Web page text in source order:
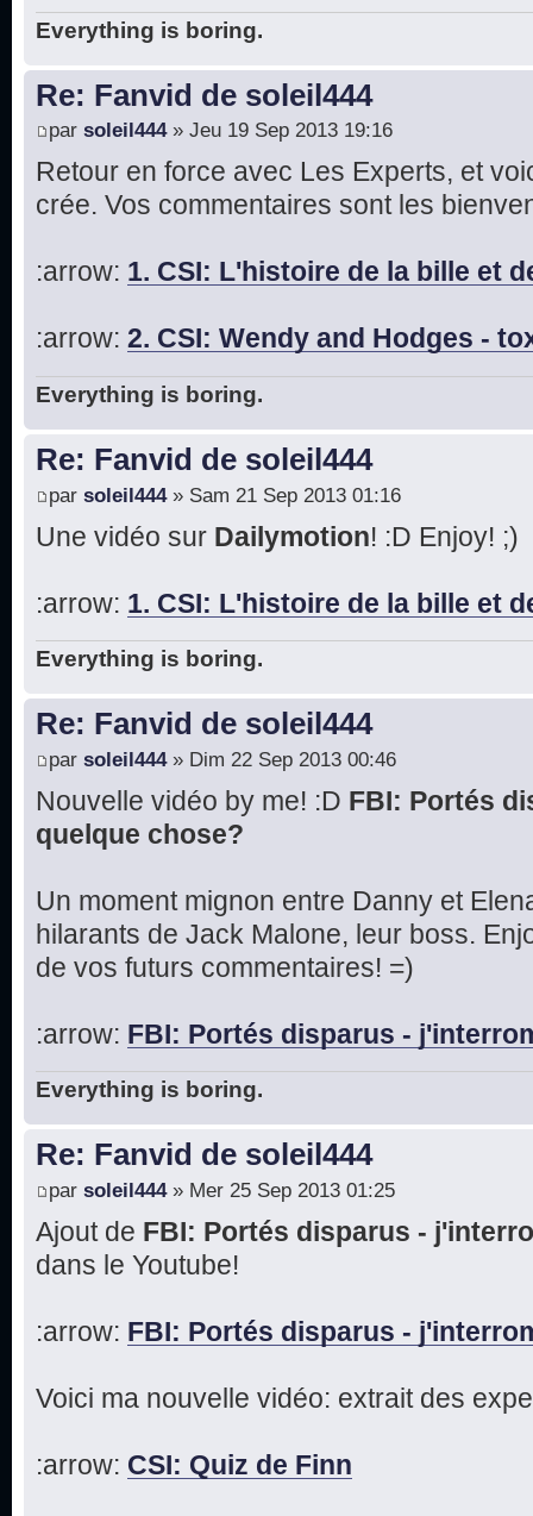
Everything is boring.
Re: Fanvid de soleil444
par soleil444» Jeu 19 Sep 2013 19:16
Retour en force avec Les Experts, et
crée. Vos commentaires sont les
:arrow: 1. CSI: L'histoire de la bille et
:arrow: 2. CSI: Wendy and Hodges -
Everything is boring.
Re: Fanvid de soleil444
par soleil444» Sam 21 Sep 2013 01:16
Une vidéo sur Dailymotion! :D Enjoy! ;)
:arrow: 1. CSI: L'histoire de la bille et
Everything is boring.
Re: Fanvid de soleil444
par soleil444» Dim 22 Sep 2013 00:46
Nouvelle vidéo by me! :D FBI: Portés
quelque chose?
Un moment mignon entre Danny et
hilarants de Jack Malone, leur boss.
de vos futurs commentaires! =)
:arrow: FBI: Portés disparus -
Everything is boring.
Re: Fanvid de soleil444
par soleil444» Mer 25 Sep 2013 01:25
Ajout de FBI: Portés disparus -
dans le Youtube!
:arrow: FBI: Portés disparus -
Voici ma nouvelle vidéo: extrait des
:arrow: CSI: Quiz de Finn